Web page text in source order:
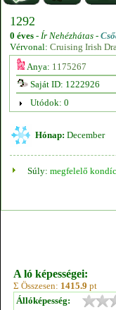
1292
0 éves - Ír Nehézhátas -
Vérvonal: Cruising Irish
Anya: 1175267
Saját ID: 1222926
Utódok: 0
Hónap: December
Súly: megfelelő
A ló képességei:
Σ Összesen: 1415.9 pt
Állóképesség: